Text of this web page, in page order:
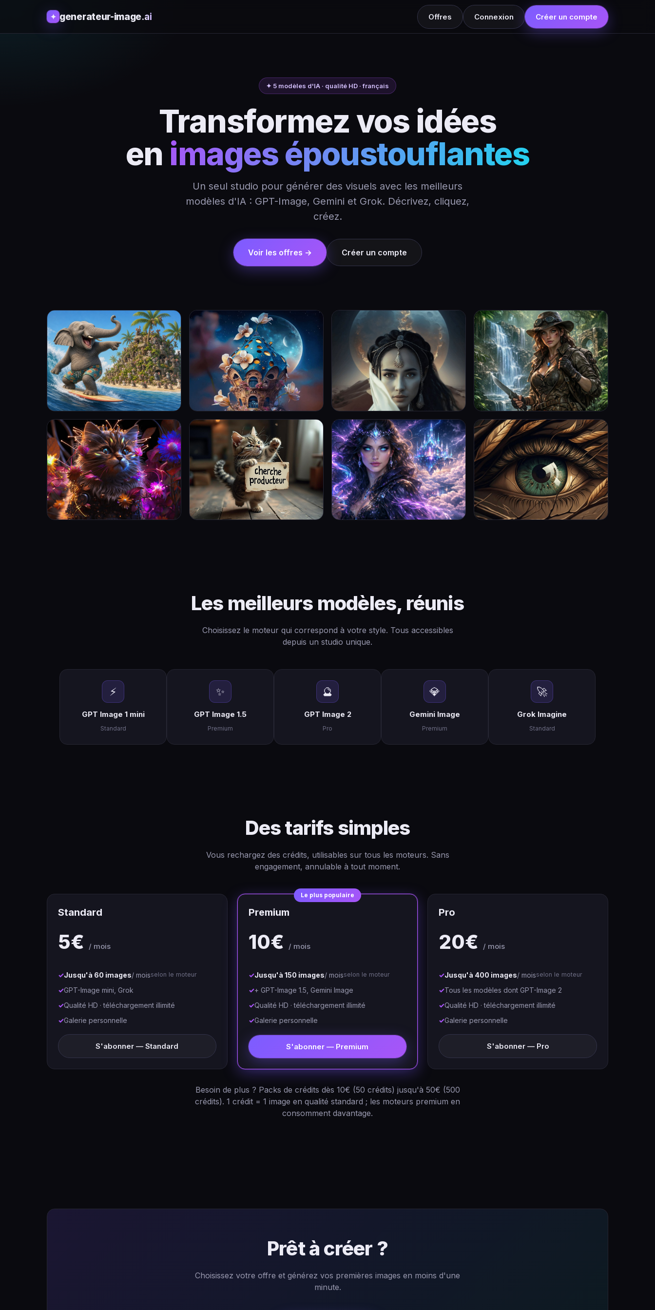
✦ generateur-image.ai Offres Connexion Créer un compte
✦ 5 modèles d'IA · qualité HD · français
Transformez vos idées
en images époustouflantes
Un seul studio pour générer des visuels avec les meilleurs
modèles d'IA : GPT-Image, Gemini et Grok. Décrivez, cliquez,
créez.
Voir les offres → Créer un compte
Les meilleurs modèles, réunis
Choisissez le moteur qui correspond à votre style. Tous accessibles
depuis un studio unique.
⚡
GPT Image 1 mini
Standard
✨
GPT Image 1.5
Premium
🔮
GPT Image 2
Pro
💎
Gemini Image
Premium
🚀
Grok Imagine
Standard
Des tarifs simples
Vous rechargez des crédits, utilisables sur tous les moteurs. Sans
engagement, annulable à tout moment.
Standard
5€ / mois
Jusqu'à 60 images/ moisselon le moteur
GPT-Image mini, Grok
Qualité HD · téléchargement illimité
Galerie personnelle
S'abonner — Standard
Le plus populaire
Premium
10€ / mois
Jusqu'à 150 images/ moisselon le moteur
+ GPT-Image 1.5, Gemini Image
Qualité HD · téléchargement illimité
Galerie personnelle
S'abonner — Premium
Pro
20€ / mois
Jusqu'à 400 images/ moisselon le moteur
Tous les modèles dont GPT-Image 2
Qualité HD · téléchargement illimité
Galerie personnelle
S'abonner — Pro
Besoin de plus ? Packs de crédits dès 10€ (50 crédits) jusqu'à 50€ (500
crédits). 1 crédit = 1 image en qualité standard ; les moteurs premium en
consomment davantage.
Prêt à créer ?
Choisissez votre offre et générez vos premières images en moins d'une
minute.